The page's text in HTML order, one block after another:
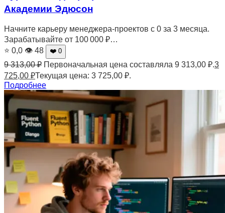
Академии Эдюсон
Начните карьеру менеджера-проектов с 0 за 3 месяца.
Зарабатывайте от 100 000 ₽…
⭐ 0,0 👁 48 ❤️ 0
9 313,00₽ Первоначальная цена составляла 9 313,00 ₽.3
725,00 ₽Текущая цена: 3 725,00 ₽.
Подробнее